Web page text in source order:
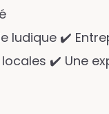
ludique ✔️
✔️ Une